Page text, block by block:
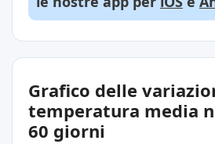
Grafico delle
temperatura media
60 giorni